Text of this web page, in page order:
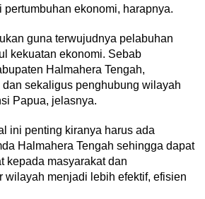
pertumbuhan ekonomi, harapnya.
guna terwujudnya pelabuhan
kekuatan ekonomi. Sebab
Halmahera Tengah,
sekaligus penghubung wilayah
Papua, jelasnya.
ini penting kiranya harus ada
Halmahera Tengah sehingga dapat
kepada masyarakat dan
wilayah menjadi lebih efektif, efisien